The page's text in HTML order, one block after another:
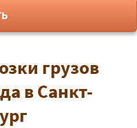
грузов
в Санкт-